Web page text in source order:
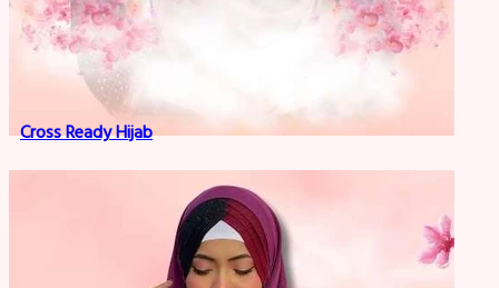
Cross Ready Hijab